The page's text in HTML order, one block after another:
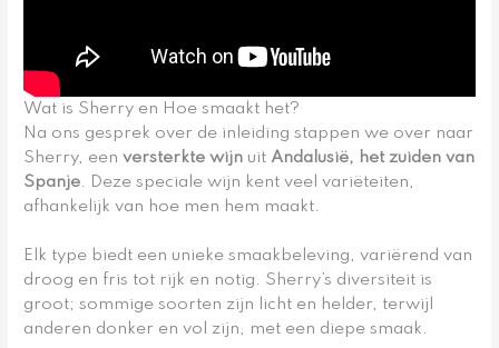
Wat is Sherry en Hoe smaakt het?
Na ons gesprek over de inleiding stappen we over naar
Sherry, eenversterkte wijn uitAndalusië, het zuiden van
Spanje. Deze speciale wijn kent veel variëteiten,
afhankelijk van hoe men hem maakt.
Elk type biedt een unieke smaakbeleving, variërend van
droog en fris tot rijk en notig. Sherry’s diversiteit is
groot; sommige soorten zijn licht en helder, terwijl
anderen donker en vol zijn, met een diepe smaak.